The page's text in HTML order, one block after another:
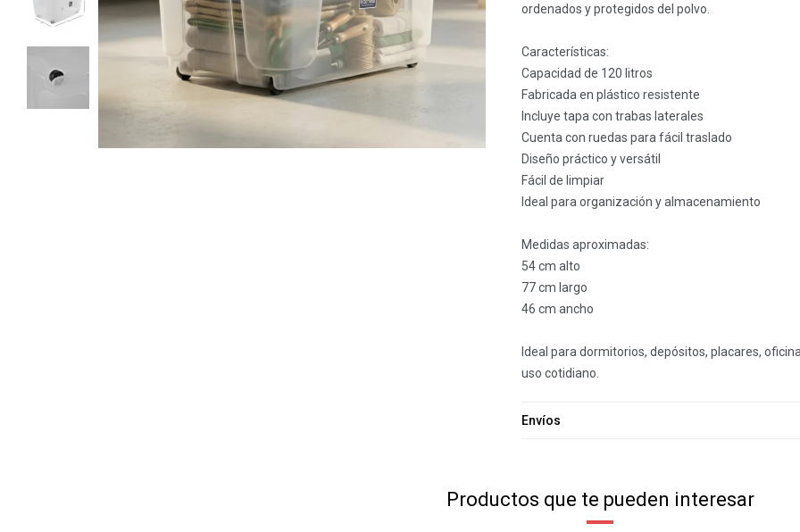
ordenados y protegidos del polvo.
Características:
Capacidad de 120 litros
Fabricada en plástico resistente
Incluye tapa con trabas laterales
Cuenta con ruedas para fácil traslado
Diseño práctico y versátil
Fácil de limpiar
Ideal para organización y almacenamiento
Medidas aproximadas:
54 cm alto
77 cm largo
46 cm ancho
Ideal para dormitorios, depósitos, placares,
uso cotidiano.
Envíos
Productos que te pueden interesar